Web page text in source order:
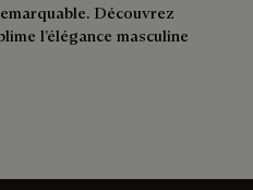
Découvrez
l’élégance masculine